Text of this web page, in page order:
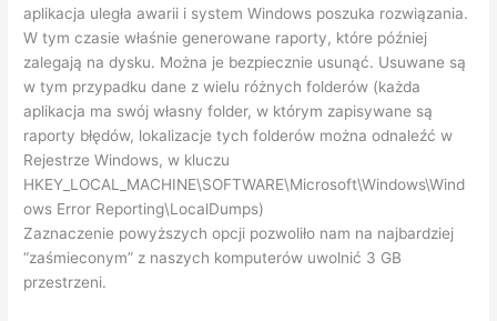
aplikacja uległa awarii i system Windows poszuka rozwiązania.
W tym czasie właśnie generowane raporty, które później
zalegają na dysku. Można je bezpiecznie usunąć. Usuwane są
w tym przypadku dane z wielu różnych folderów (każda
aplikacja ma swój własny folder, w którym zapisywane są
raporty błędów, lokalizacje tych folderów można odnaleźć w
Rejestrze Windows, w kluczu
HKEY_LOCAL_MACHINE\SOFTWARE\Microsoft\Windows\Wind
ows Error Reporting\LocalDumps)
Zaznaczenie powyższych opcji pozwoliło nam na najbardziej
“zaśmieconym” z naszych komputerów uwolnić 3 GB
przestrzeni.